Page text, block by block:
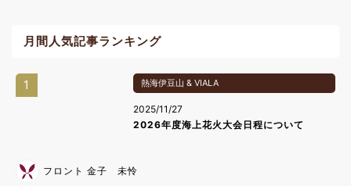
月間人気記事ランキング
1 熱海伊豆山 & VIALA
2025/11/27
2026年度海上花火大会日程について
フロント 金子 未怜